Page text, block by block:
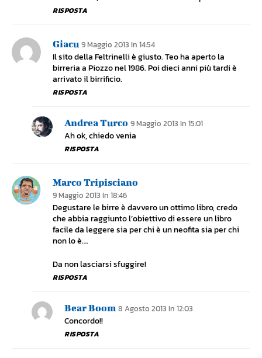
RISPOSTA
Giacu 9 Maggio 2013 In 14:54
Il sito della Feltrinelli è giusto. Teo ha aperto la
birreria a Piozzo nel 1986. Poi dieci anni più tardi è
arrivato il birrificio.
RISPOSTA
Andrea Turco 9 Maggio 2013 In 15:01
Ah ok, chiedo venia
RISPOSTA
Marco Tripisciano
9 Maggio 2013 In 18:46
Degustare le birre è davvero un ottimo libro, credo
che abbia raggiunto l’obiettivo di essere un libro
facile da leggere sia per chi è un neofita sia per chi
non lo è….
Da non lasciarsi sfuggire!
RISPOSTA
Bear Boom 8 Agosto 2013 In 12:03
Concordo!!
RISPOSTA